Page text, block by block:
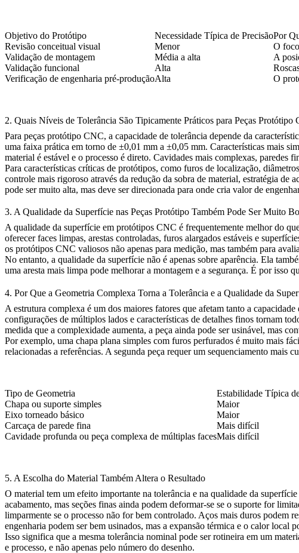
Objetivo do Protótipo Necessidade Típica de PrecisãoPor
Revisão conceitual visual
Menor
O
Validação de montagem
Média a alta
A
Validação funcional
Alta
Verificação de engenharia pré-produçãoAlta O
2. Quais Níveis de Tolerância São Tipicamente Práticos para Peças Protótipo
Para peças protótipo CNC, a capacidade de tolerância depende da
uma faixa prática em torno de ±0,01 mm a ±0,05 mm. Características mais
material é estável e o processo é direto. Cavidades mais complexas, paredes
Para características críticas de protótipos, como furos de localização,
controle mais rigoroso através da redução da sobra de material, estratégia
pode ser muito alta, mas deve ser direcionada para onde cria valor de
3. A Qualidade da Superfície nas Peças Protótipo Também Pode Ser Muito
A qualidade da superfície em protótipos CNC é frequentemente melhor do
oferecer faces limpas, arestas controladas, furos alargados estáveis e
os protótipos CNC valiosos não apenas para medição, mas também para
No entanto, a qualidade da superfície não é apenas sobre aparência. Ela
uma aresta mais limpa pode melhorar a montagem e a segurança. É por isso
4. Por Que a Geometria Complexa Torna a Tolerância e a Qualidade da
A estrutura complexa é um dos maiores fatores que afetam tanto a
configurações de múltiplos lados e características de detalhes finos tornam
medida que a complexidade aumenta, a peça ainda pode ser usinável, mas
Por exemplo, uma chapa plana simples com furos perfurados é muito mais
relacionadas a referências. A segunda peça requer um sequenciamento mais
Tipo de Geometria Estabilidade Típica
Chapa ou suporte simples
Maior
Eixo torneado básico
Maior
Carcaça de parede fina
Mais difícil
Cavidade profunda ou peça complexa de múltiplas facesMais difícil
5. A Escolha do Material Também Altera o Resultado
O material tem um efeito importante na tolerância e na qualidade da
acabamento, mas seções finas ainda podem deformar-se se o suporte for
limparmente se o processo não for bem controlado. Aços mais duros podem
engenharia podem ser bem usinados, mas a expansão térmica e o calor local
Isso significa que a mesma tolerância nominal pode ser rotineira em um
e processo, e não apenas pelo número do desenho.